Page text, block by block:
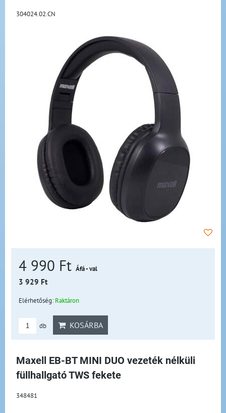
304024.02.CN
4 990 Ft Áfá - val
3 929 Ft
Elérhetőség: Raktáron
db KOSÁRBA
Maxell EB-BT MINI DUO vezeték nélküli
füllhallgató TWS fekete
348481